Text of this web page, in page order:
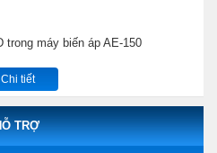
trong máy biến áp AE-150
Chi tiết
TRỢ